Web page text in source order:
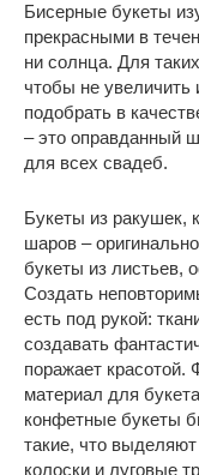
Бисерные букеты
прекрасными в
ни солнца. Для
чтобы не увеличить
подобрать в
– это оправданный
для всех свадеб.
Букеты из ракушек,
шаров –
букеты из листьев,
Создать
есть под рукой:
создавать
поражает красотой.
материал для
конфетные букеты
такие, что
колоски и луговые